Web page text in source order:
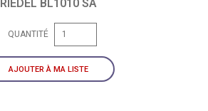
RIEDEL BL1010 SA
QUANTITÉ
AJOUTER À MA LISTE